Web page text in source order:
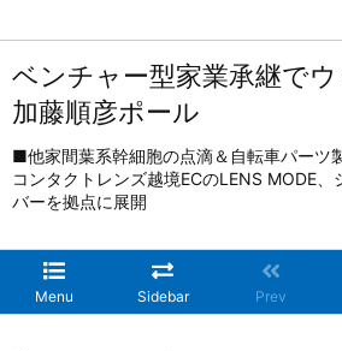
ベンチャー型家業承継でウ
加藤順彦ポール
■他家間葉系幹細胞の点滴＆自転車パーツ
コンタクトレンズ越境ECのLENS MODE
バーを拠点に展開
Menu Sidebar Prev